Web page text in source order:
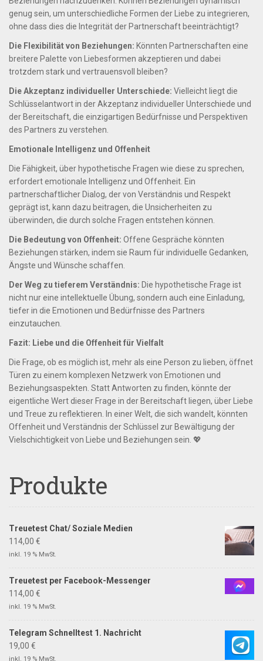
genug sein, um unterschiedliche Formen der Liebe zu integrieren,
ohne dass dies die Integrität der Partnerschaft beeinträchtigt?
Die Flexibilität von Beziehungen: Könnten Partnerschaften eine
breitere Palette von Liebesformen akzeptieren und dabei
trotzdem stark und vertrauensvoll bleiben?
Die Akzeptanz individueller Unterschiede: Vielleicht liegt die
Schlüsselantwort in der Akzeptanz individueller Unterschiede und
der Bereitschaft, die einzigartigen Bedürfnisse und Perspektiven
des Partners zu verstehen.
Emotionale Intelligenz und Offenheit
Die Fähigkeit, über hypothetische Fragen wie diese zu sprechen,
erfordert emotionale Intelligenz und Offenheit. Ein
partnerschaftlicher Dialog, der von Verständnis und Respekt
geprägt ist, kann dazu beitragen, die Unsicherheiten zu
überwinden, die durch solche Fragen entstehen können.
Die Bedeutung von Offenheit: Offene Gespräche könnten
Beziehungen stärken, indem sie Raum für individuelle Gedanken,
Ängste und Wünsche schaffen.
Der Weg zu tieferem Verständnis: Die hypothetische Frage ist
nicht nur eine intellektuelle Übung, sondern auch eine Einladung,
tiefer in die Emotionen und Bedürfnisse des Partners
einzutauchen.
Fazit: Liebe und die Offenheit für Vielfalt
Die Frage, ob es möglich ist, mehr als eine Person zu lieben, öffnet
Türen zu einem komplexen Netzwerk von Emotionen und
Beziehungsaspekten. Statt Antworten zu finden, könnte der
eigentliche Wert dieser Frage in der Bereitschaft liegen, über Liebe
und Treue zu reflektieren. In einer Welt, die sich wandelt, könnten
Offenheit und Verständnis der Schlüssel zur Bewältigung der
Vielschichtigkeit von Liebe und Beziehungen sein. 💖
Produkte
Treuetest Chat/ Soziale Medien
114,00 €
inkl. 19 % MwSt.
Treuetest per Facebook-Messenger
114,00 €
inkl. 19 % MwSt.
Telegram Schnelltest 1. Nachricht
19,00 €
inkl. 19 % MwSt.